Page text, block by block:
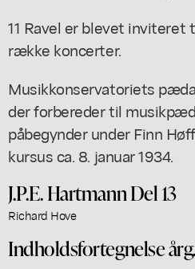
11 Ravel er blevet inviteret
række koncerter.
Musikkonservatoriets
der forbereder til
påbegynder under Finn
kursus ca. 8. januar 1934.
J.P.E. Hartmann Del 13
Richard Hove
Indholdsfortegnelse